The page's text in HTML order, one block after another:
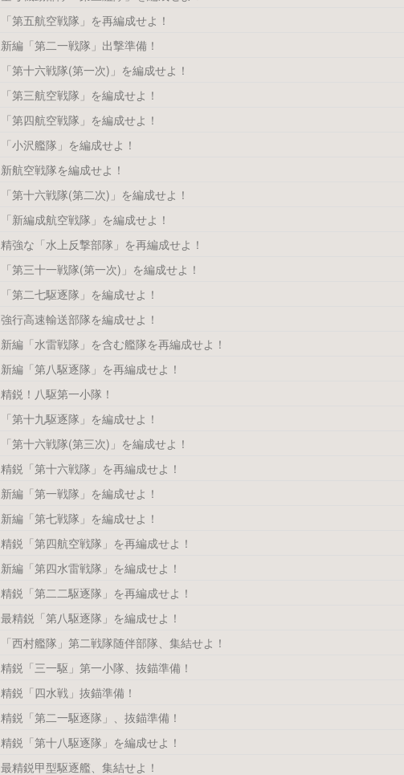
「第五航空戦隊」を再編成せよ！
新編「第二一戦隊」出撃準備！
「第十六戦隊(第一次)」を編成せよ！
「第三航空戦隊」を編成せよ！
「第四航空戦隊」を編成せよ！
「小沢艦隊」を編成せよ！
新航空戦隊を編成せよ！
「第十六戦隊(第二次)」を編成せよ！
「新編成航空戦隊」を編成せよ！
精強な「水上反撃部隊」を再編成せよ！
「第三十一戦隊(第一次)」を編成せよ！
「第二七駆逐隊」を編成せよ！
強行高速輸送部隊を編成せよ！
新編「水雷戦隊」を含む艦隊を再編成せよ！
新編「第八駆逐隊」を再編成せよ！
精鋭！八駆第一小隊！
「第十九駆逐隊」を編成せよ！
「第十六戦隊(第三次)」を編成せよ！
精鋭「第十六戦隊」を再編成せよ！
新編「第一戦隊」を編成せよ！
新編「第七戦隊」を編成せよ！
精鋭「第四航空戦隊」を再編成せよ！
新編「第四水雷戦隊」を編成せよ！
精鋭「第二二駆逐隊」を再編成せよ！
最精鋭「第八駆逐隊」を編成せよ！
「西村艦隊」第二戦隊随伴部隊、集結せよ！
精鋭「三一駆」第一小隊、抜錨準備！
精鋭「四水戦」抜錨準備！
精鋭「第二一駆逐隊」、抜錨準備！
精鋭「第十八駆逐隊」を編成せよ！
最精鋭甲型駆逐艦、集結せよ！